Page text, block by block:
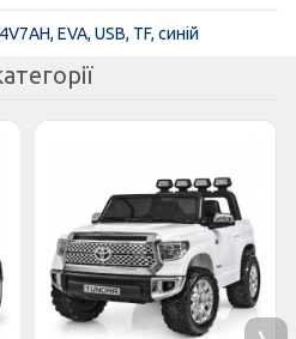
EVA, USB, TF, синій